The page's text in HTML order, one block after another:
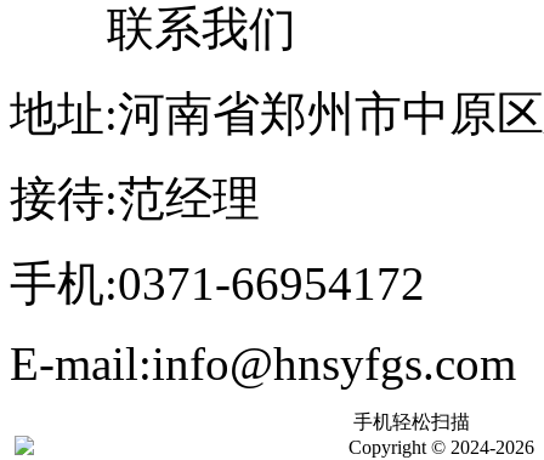
联系我们
地址:河南省郑州市中原
接待:范经理
手机:0371-66954172
E-mail:info@hnsyfgs.com
手机轻松扫描
Copyright © 2024-